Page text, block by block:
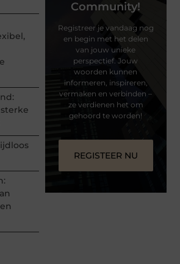
Community!
Registreer je vandaag nog
en begin met het delen
van jouw unieke
perspectief. Jouw
woorden kunnen
informeren, inspireren,
vermaken en verbinden –
ze verdienen het om
gehoord te worden!
REGISTEER NU